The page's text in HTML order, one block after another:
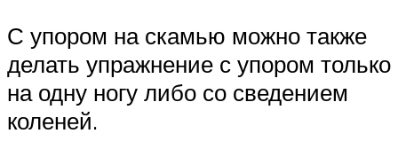
С упором на скамью можно также
делать упражнение с упором только
на одну ногу либо со сведением
коленей.